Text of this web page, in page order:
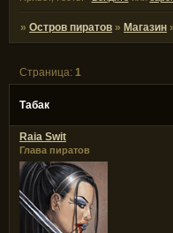
»Остров пиратов » Магазин
Табак
Страница:1
Raia Swit
Глава пиратов